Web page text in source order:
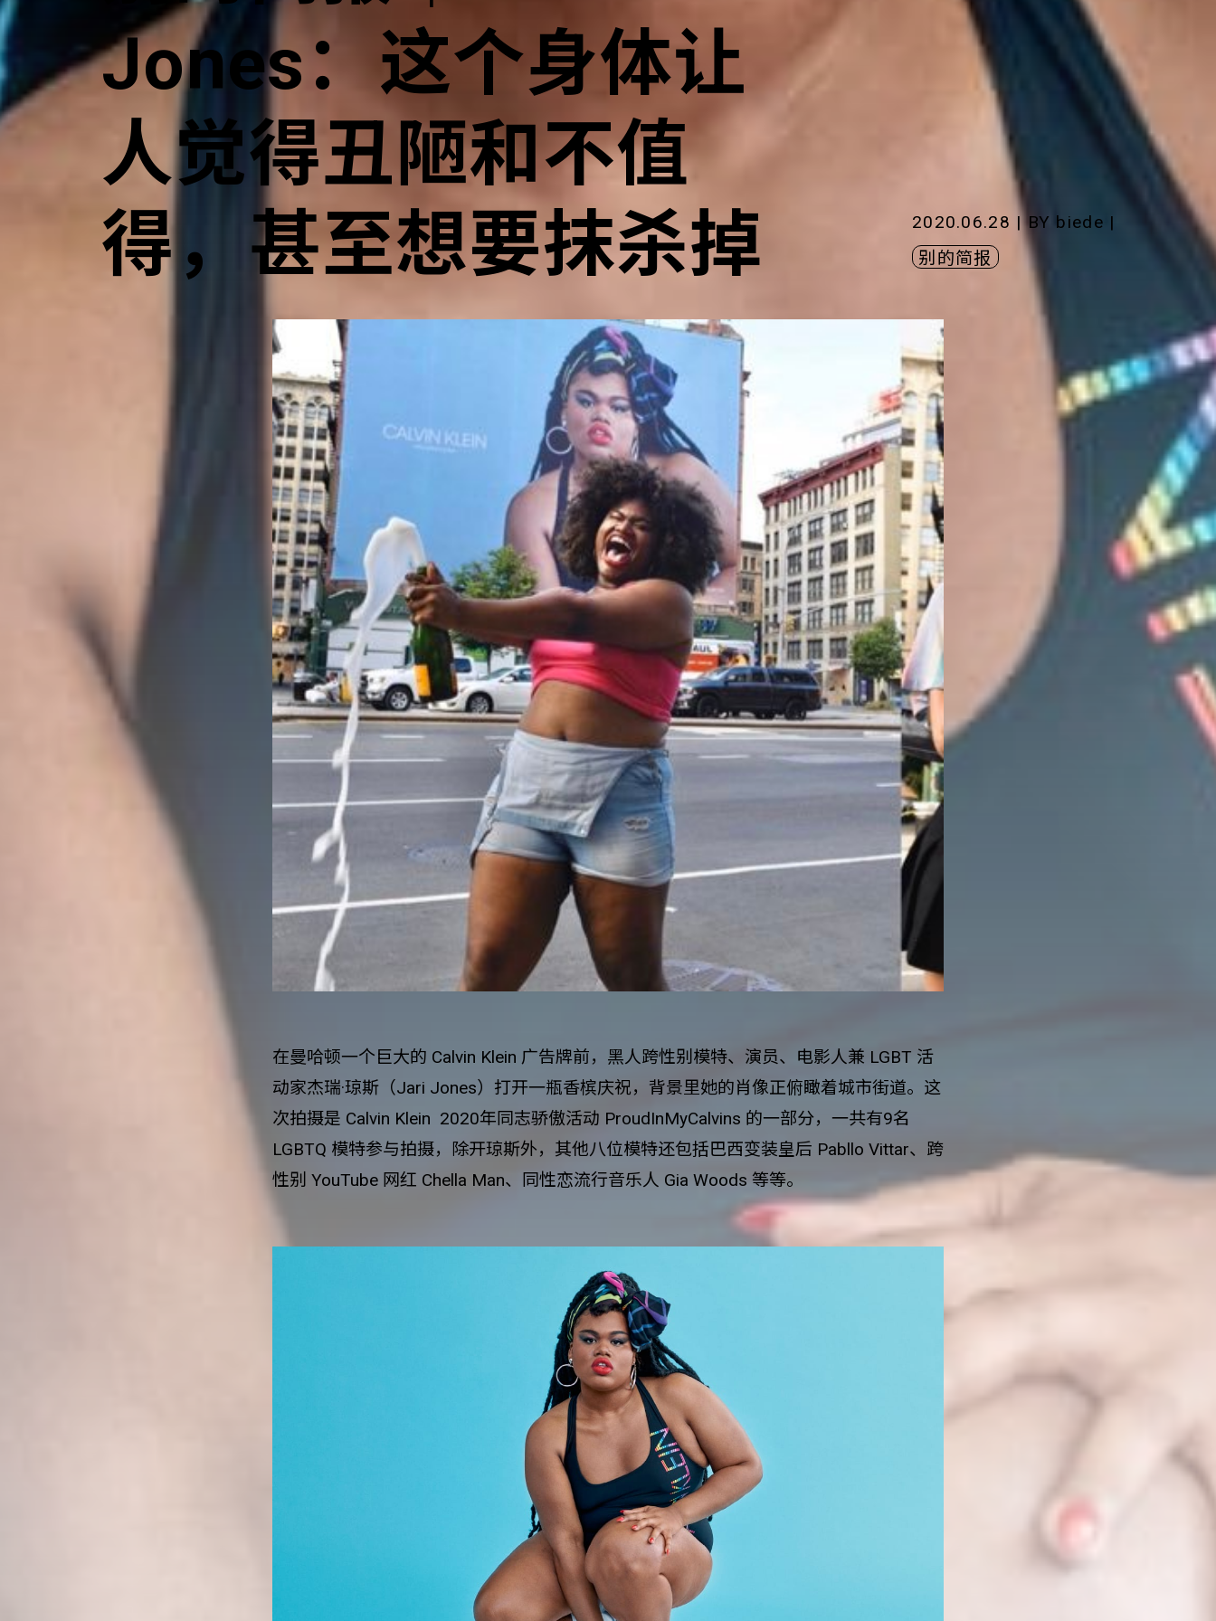
Jones：这个身体让
人觉得丑陋和不值
得，甚至想要抹杀掉
2020.06.28 | BY biede |
别的简报
在曼哈顿一个巨大的 Calvin Klein 广告牌前，黑人跨性别模特、演员、电影人兼 LGBT 活
动家杰瑞·琼斯（Jari Jones）打开一瓶香槟庆祝，背景里她的肖像正俯瞰着城市街道。这
次拍摄是 Calvin Klein 2020年同志骄傲活动 ProudInMyCalvins 的一部分，一共有9名
LGBTQ 模特参与拍摄，除开琼斯外，其他八位模特还包括巴西变装皇后 Pabllo Vittar、跨
性别 YouTube 网红 Chella Man、同性恋流行音乐人 Gia Woods 等等。